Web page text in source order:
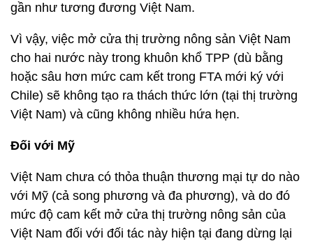
gần như tương đương Việt Nam.
Vì vậy, việc mở cửa thị trường nông sản Việt Nam
cho hai nước này trong khuôn khổ TPP (dù bằng
hoặc sâu hơn mức cam kết trong FTA mới ký với
Chile) sẽ không tạo ra thách thức lớn (tại thị trường
Việt Nam) và cũng không nhiều hứa hẹn.
Đối với Mỹ
Việt Nam chưa có thỏa thuận thương mại tự do nào
với Mỹ (cả song phương và đa phương), và do đó
mức độ cam kết mở cửa thị trường nông sản của
Việt Nam đối với đối tác này hiện tại đang dừng lại